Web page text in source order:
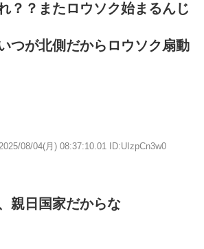
？？またロウソク始まるんじ
つが北側だからロウソク扇動
08/04(月) 08:37:10.01 ID:UIzpCn3w0
親日国家だからな